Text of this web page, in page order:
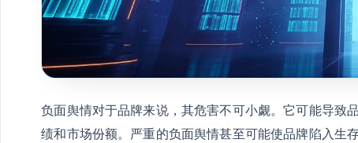
负面舆情对于品牌来说，其危害不可小觑。它可能导致
绩和市场份额。严重的负面舆情甚至可能使品牌陷入生存